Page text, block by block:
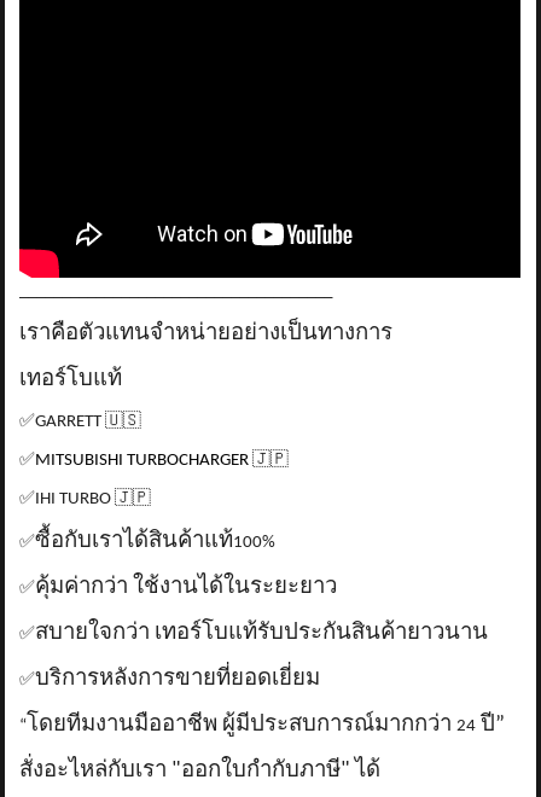
เราคือตัวแทนจำหน่ายอย่างเป็นทางการ
เทอร์โบแท้
✅GARRETT🇺🇸
✅ MITSUBISHI TURBOCHARGER 🇯🇵
✅ IHI TURBO🇯🇵
✅ซื้อกับเราได้สินค้าแท้100%
✅คุ้มค่ากว่า ใช้งานได้ในระยะยาว
✅สบายใจกว่า เทอร์โบแท้รับประกันสินค้ายาวนาน
✅บริการหลังการขายที่ยอดเยี่ยม
“ โดยทีมงานมืออาชีพ ผู้มีประสบการณ์มากกว่า24 ปี”
สั่งอะไหล่กับเรา "ออกใบกำกับภาษี" ได้